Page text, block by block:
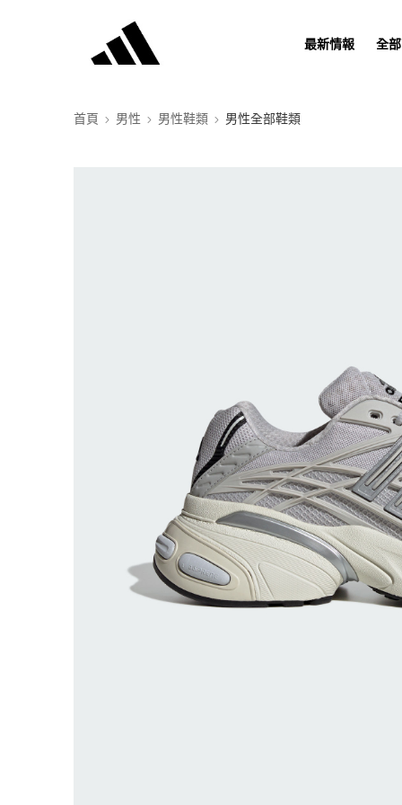
最新情報 全
首頁 男性 男性鞋類 男性全部鞋類